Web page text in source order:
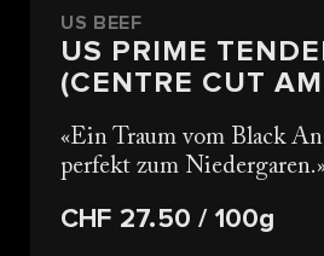
US BEEF
US PRIME
(CENTRE CUT
Ein Traum vom Black
perfekt zum Niedergaren.
CHF 27.50/ 100g